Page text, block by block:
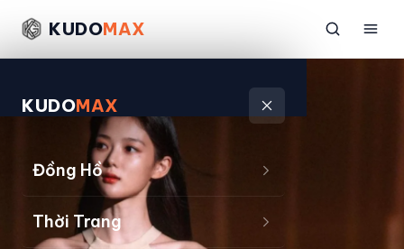
KUDOMAX
KUDOMAX
Đồng Hồ
Thời Trang